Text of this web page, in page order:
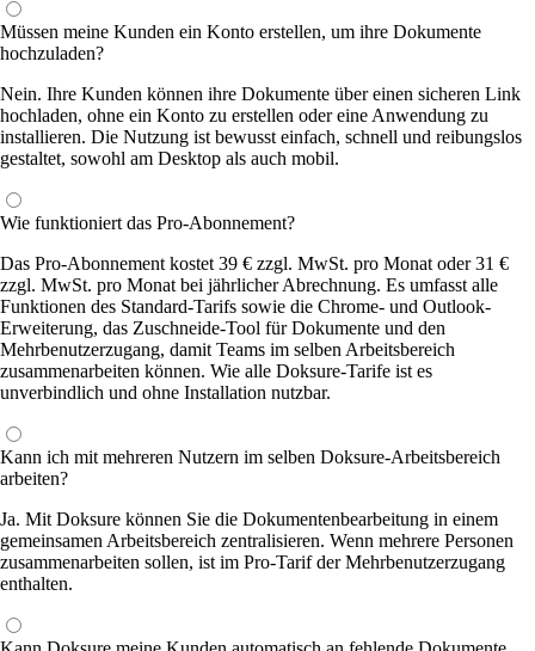
Müssen meine Kunden ein Konto erstellen, um ihre Dokumente
hochzuladen?
Nein. Ihre Kunden können ihre Dokumente über einen sicheren Link
hochladen, ohne ein Konto zu erstellen oder eine Anwendung zu
installieren. Die Nutzung ist bewusst einfach, schnell und reibungslos
gestaltet, sowohl am Desktop als auch mobil.
Wie funktioniert das Pro-Abonnement?
Das Pro-Abonnement kostet 39 € zzgl. MwSt. pro Monat oder 31 €
zzgl. MwSt. pro Monat bei jährlicher Abrechnung. Es umfasst alle
Funktionen des Standard-Tarifs sowie die Chrome- und Outlook-
Erweiterung, das Zuschneide-Tool für Dokumente und den
Mehrbenutzerzugang, damit Teams im selben Arbeitsbereich
zusammenarbeiten können. Wie alle Doksure-Tarife ist es
unverbindlich und ohne Installation nutzbar.
Kann ich mit mehreren Nutzern im selben Doksure-Arbeitsbereich
arbeiten?
Ja. Mit Doksure können Sie die Dokumentenbearbeitung in einem
gemeinsamen Arbeitsbereich zentralisieren. Wenn mehrere Personen
zusammenarbeiten sollen, ist im Pro-Tarif der Mehrbenutzerzugang
enthalten.